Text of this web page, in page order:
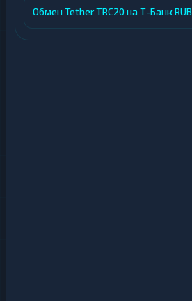
Обмен Tether TRC20 на Т-Банк RUB